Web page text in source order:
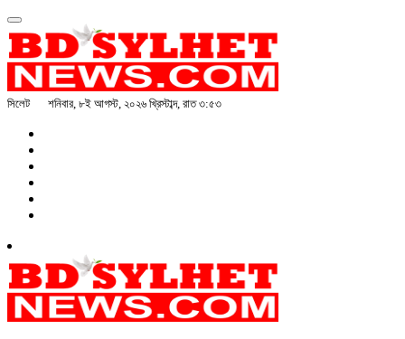
সিলেট শনিবার, ৮ই আগস্ট, ২০২৬ খ্রিস্টাব্দ, রাত ৩:৫৩